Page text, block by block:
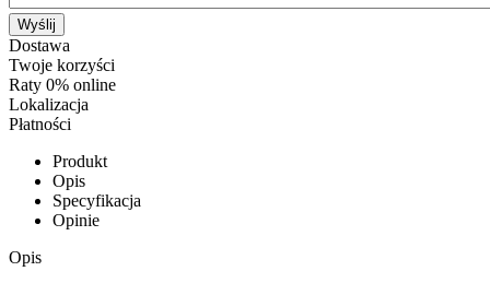
Wyślij
Dostawa
Twoje korzyści
Raty 0% online
Lokalizacja
Płatności
Produkt
Opis
Specyfikacja
Opinie
Opis